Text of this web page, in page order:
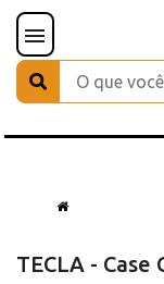
TECLA - Case